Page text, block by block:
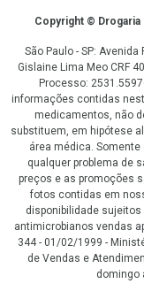
CopyrightCopyright © Drogaria
São Paulo - SP:
Gislaine Lima Meo CRF
Processo:
informações contidas
medicamentos, não
substituem, em hipótese
área médica.
qualquer problema de
preços e as promoções
fotos contidas em
disponibilidade
antimicrobianos vendas
344 - 01/02/1999 -
de Vendas e
domingo